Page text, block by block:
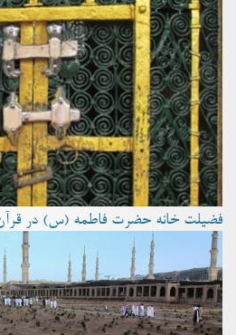
فضیلت خانه حضرت فاطمه (س) در قرآن